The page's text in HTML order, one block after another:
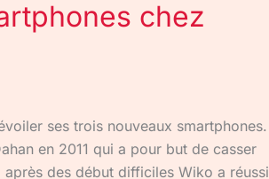
chez
ses trois nouveaux smartphones.
en 2011 qui a pour but de casser
des début difficiles Wiko a réussi